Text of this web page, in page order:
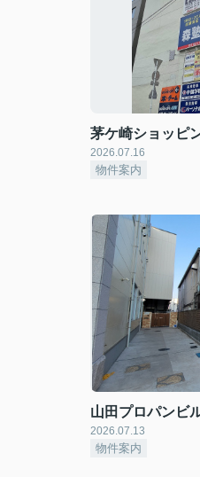
茅ケ崎ショッピ
2026.07.16
物件案内
山田プロパンビ
2026.07.13
物件案内